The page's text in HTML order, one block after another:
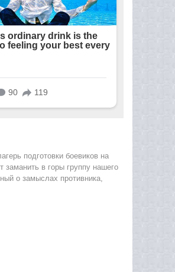
подготовки боевиков на
в горы группу нашего
о замыслах противника,